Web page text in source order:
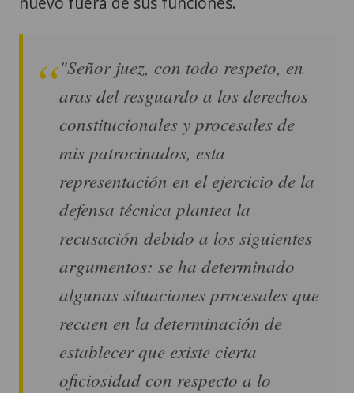
"Señor juez, con todo respeto, en
aras del resguardo a los derechos
constitucionales y procesales de
mis patrocinados, esta
representación en el ejercicio de la
defensa técnica plantea la
recusación debido a los siguientes
argumentos: se ha determinado
algunas situaciones procesales que
recaen en la determinación de
establecer que existe cierta
oficiosidad con respecto a lo